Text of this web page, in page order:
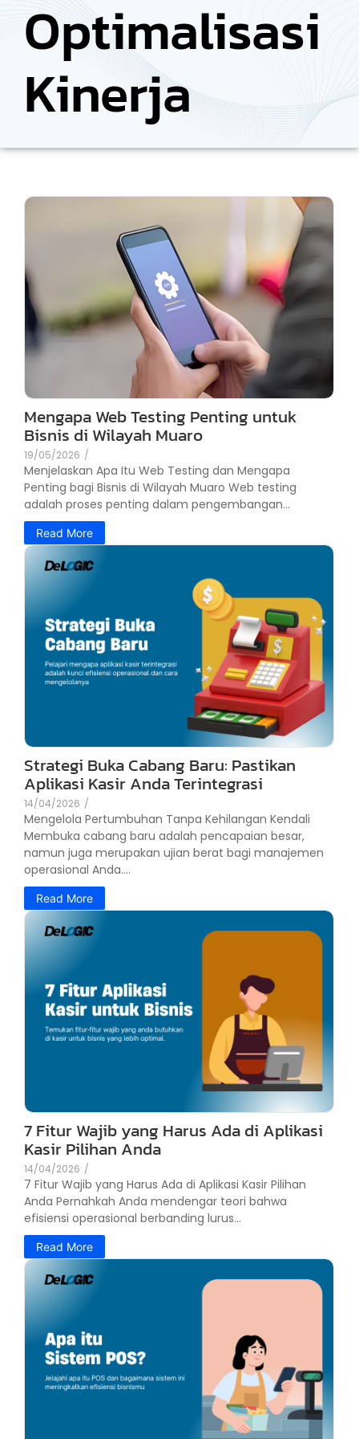
Optimalisasi
Kinerja
Mengapa Web Testing Penting untuk
Bisnis di Wilayah Muaro
19/05/2026 /
Menjelaskan Apa Itu Web Testing dan Mengapa
Penting bagi Bisnis di Wilayah Muaro Web testing
adalah proses penting dalam pengembangan...
Read More
Strategi Buka Cabang Baru: Pastikan
Aplikasi Kasir Anda Terintegrasi
14/04/2026 /
Mengelola Pertumbuhan Tanpa Kehilangan Kendali
Membuka cabang baru adalah pencapaian besar,
namun juga merupakan ujian berat bagi manajemen
operasional Anda....
Read More
7 Fitur Wajib yang Harus Ada di Aplikasi
Kasir Pilihan Anda
14/04/2026 /
7 Fitur Wajib yang Harus Ada di Aplikasi Kasir Pilihan
Anda Pernahkah Anda mendengar teori bahwa
efisiensi operasional berbanding lurus...
Read More